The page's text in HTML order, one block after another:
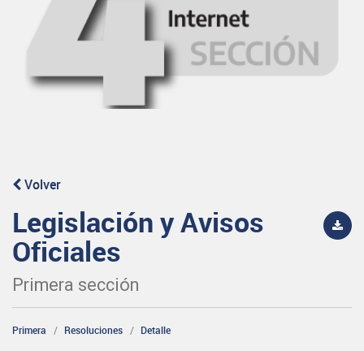
Volver
Legislación y Avisos
Oficiales
Primera sección
Primera Resoluciones Detalle